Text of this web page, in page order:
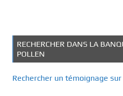
RECHERCHER DANS LA
POLLEN
Rechercher un témoignage sur